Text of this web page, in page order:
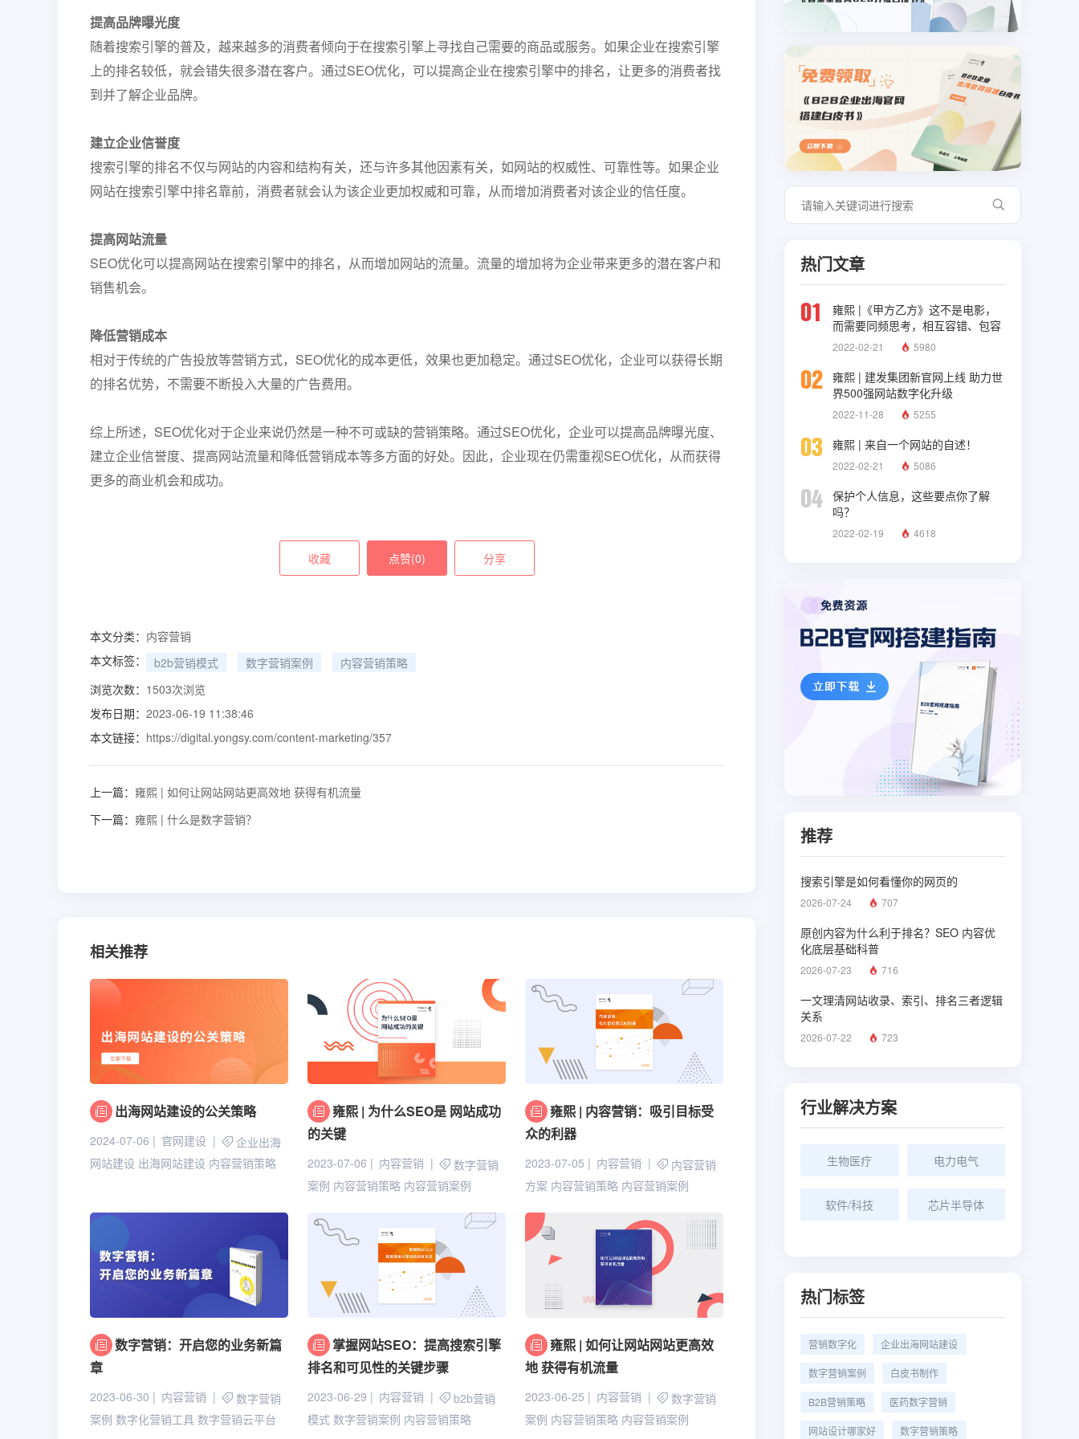
提高品牌曝光度
随着搜索引擎的普及，越来越多的消费者倾向于在搜索引擎上寻找自己需要的商品或服务。如果企业在搜索引擎
上的排名较低，就会错失很多潜在客户。通过SEO优化，可以提高企业在搜索引擎中的排名，让更多的消费者找
到并了解企业品牌。
建立企业信誉度
搜索引擎的排名不仅与网站的内容和结构有关，还与许多其他因素有关，如网站的权威性、可靠性等。如果企业
网站在搜索引擎中排名靠前，消费者就会认为该企业更加权威和可靠，从而增加消费者对该企业的信任度。
提高网站流量
SEO优化可以提高网站在搜索引擎中的排名，从而增加网站的流量。流量的增加将为企业带来更多的潜在客户和
销售机会。
降低营销成本
相对于传统的广告投放等营销方式，SEO优化的成本更低，效果也更加稳定。通过SEO优化，企业可以获得长期
的排名优势，不需要不断投入大量的广告费用。
综上所述，SEO优化对于企业来说仍然是一种不可或缺的营销策略。通过SEO优化，企业可以提高品牌曝光度、
建立企业信誉度、提高网站流量和降低营销成本等多方面的好处。因此，企业现在仍需重视SEO优化，从而获得
更多的商业机会和成功。
收藏 点赞(0) 分享
本文分类： 内容营销
本文标签：
b2b营销模式 数字营销案例
内容营销策略
浏览次数： 1503次浏览
发布日期： 2023-06-19 11:38:46
本文链接： https://digital.yongsy.com/content-marketing/357
上一篇： 雍熙 | 如何让网站网站更高效地 获得有机流量
下一篇： 雍熙 | 什么是数字营销？
相关推荐
出海网站建设的公关策略
2024-07-06 官网建设
企业出海
网站建设 出海网站建设 内容营销策略
雍熙 | 为什么SEO是 网站成功
的关键
2023-07-06 内容营销
数字营销
案例 内容营销策略 内容营销案例
雍熙 | 内容营销：吸引目标受
众的利器
2023-07-05 内容营销
内容营销
方案 内容营销策略 内容营销案例
数字营销：开启您的业务新篇
章
2023-06-30 内容营销
数字营销
案例 数字化营销工具 数字营销云平台
掌握网站SEO：提高搜索引擎
排名和可见性的关键步骤
2023-06-29 内容营销
b2b营销
模式 数字营销案例 内容营销策略
雍熙 | 如何让网站网站更高效
地 获得有机流量
2023-06-25 内容营销
数字营销
案例 内容营销策略 内容营销案例
热门文章
01
雍熙 |《甲方乙方》这不是电影，
而需要同频思考，相互容错、包容
与理解
2022-02-21 5980
02 雍熙 | 建发集团新官网上线 助力世
界500强网站数字化升级
2022-11-28 5255
03 雍熙 | 来自一个网站的自述！
2022-02-21 5086
04
保护个人信息，这些要点你了解
吗？
2022-02-19 4618
推荐
搜索引擎是如何看懂你的网页的
2026-07-24 707
原创内容为什么利于排名？SEO 内容优
化底层基础科普
2026-07-23 716
一文理清网站收录、索引、排名三者逻辑
关系
2026-07-22 723
行业解决方案
生物医疗 电力电气
软件/科技 芯片半导体
热门标签
营销数字化 企业出海网站建设
数字营销案例 白皮书制作
B2B营销策略 医药数字营销
网站设计哪家好 数字营销策略